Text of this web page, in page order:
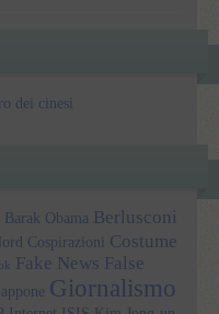
dei cinesi
Barak Obama Berlusconi
Cospirazioni Costume
Fake News False
Giornalismo